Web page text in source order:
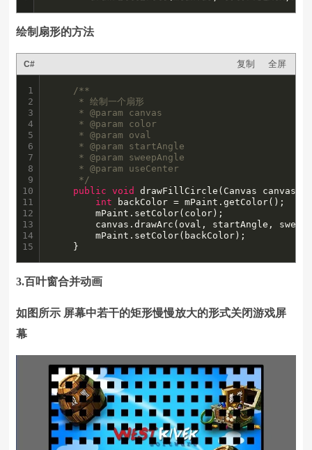
绘制扇形的方法
C# 复制 全屏
1
2
3
4
5
6
7
8
9
10
11
12
13
14
15
/**
	 */
public
void drawFillCircle(Canvas canvas,
int backColor = mPaint.getColor();
	}
3.百叶窗合并动画
如图所示 屏幕中若干的矩形慢慢放大的形式关闭游戏屏
幕